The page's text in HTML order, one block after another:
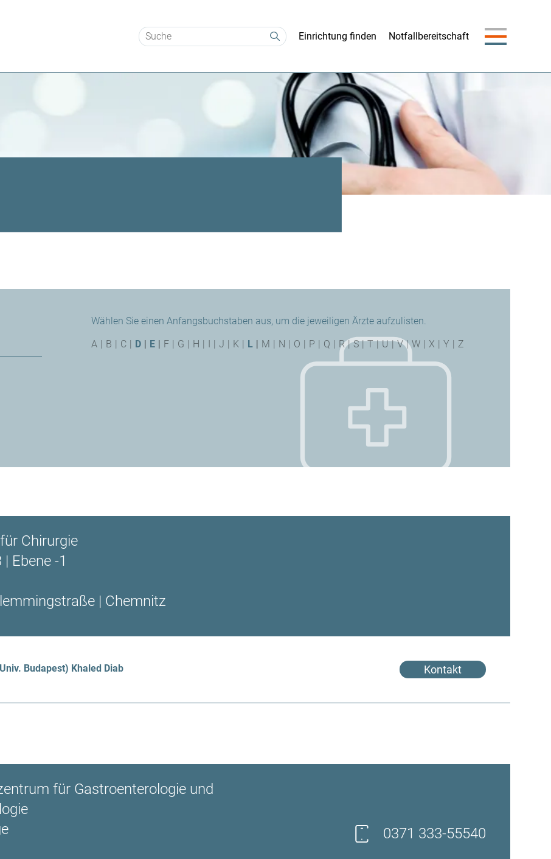
Suchbegriffe
Navigation
Einrichtung finden Notfallbereitschaft
Wählen Sie einen Anfangsbuchstaben aus, um die jeweiligen Ärzte aufzulisten.
A
B C D E F G H J K L M N O P Q R | S | T | U | V | W X Y Z
Chirurgie
Ebene -1
| Chemnitz
Budapest) Khaled Diab Kontakt
für Gastroenterologie und
0371 333-55540